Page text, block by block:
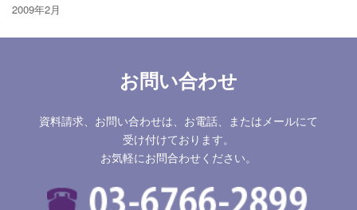
2009年2月
お問い合わせ
資料請求、お問い合わせは、お電話、またはメールにて
受け付けております。
お気軽にお問合わせください。